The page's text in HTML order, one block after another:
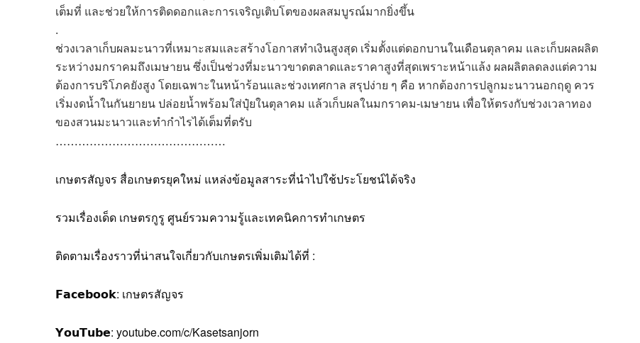
เต็มที่ และช่วยให้การติดดอกและการเจริญเติบโตของผลสมบูรณ์มากยิ่งขึ้น
.
ช่วงเวลาเก็บผลมะนาวที่เหมาะสมและสร้างโอกาสทำเงินสูงสุด เริ่มตั้งแต่ดอกบานในเดือนตุลาคม และเก็บผลผลิต
ระหว่างมกราคมถึงเมษายน ซึ่งเป็นช่วงที่มะนาวขาดตลาดและราคาสูงที่สุดเพราะหน้าแล้ง ผลผลิตลดลงแต่ความ
ต้องการบริโภคยังสูง โดยเฉพาะในหน้าร้อนและช่วงเทศกาล สรุปง่าย ๆ คือ หากต้องการปลูกมะนาวนอกฤดู ควร
เริ่มงดน้ำในกันยายน ปล่อยน้ำพร้อมใส่ปุ๋ยในตุลาคม แล้วเก็บผลในมกราคม-เมษายน เพื่อให้ตรงกับช่วงเวลาทอง
ของสวนมะนาวและทำกำไรได้เต็มที่ตรับ
………………………………………
เกษตรสัญจร สื่อเกษตรยุคใหม่ แหล่งข้อมูลสาระที่นำไปใช้ประโยชน์ได้จริง
รวมเรื่องเด็ด เกษตรกูรู ศูนย์รวมความรู้และเทคนิคการทำเกษตร
ติดตามเรื่องราวที่น่าสนใจเกี่ยวกับเกษตรเพิ่มเติมได้ที่ :
𝗙𝗮𝗰𝗲𝗯𝗼𝗼𝗸: เกษตรสัญจร
𝗬𝗼𝘂𝗧𝘂𝗯𝗲: youtube.com/c/Kasetsanjorn